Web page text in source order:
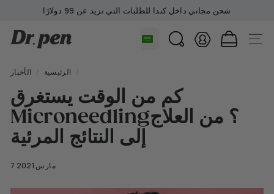
المحتوى
عرض
شحن مجاني داخل كندا للطلبات التي تزيد عن 99 دولارًا
D
P
n
C
a
a
بحث
الرئيسية الأخبار
كم من الوقت يستغرق
Microneedling؟ من العلاج
إلى النتائج المرئية
7 مارس 2021